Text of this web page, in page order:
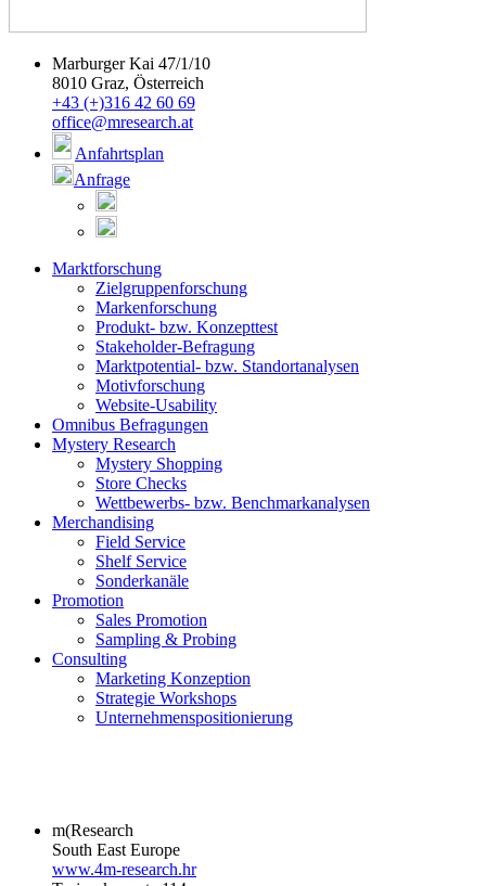
Marburger Kai 47/1/10
8010 Graz, Österreich
+43 (+)316 42 60 69
office@mresearch.at
Anfahrtsplan
Anfrage
Marktforschung
Zielgruppenforschung
Markenforschung
Produkt- bzw. Konzepttest
Stakeholder-Befragung
Marktpotential- bzw. Standortanalysen
Motivforschung
Website-Usability
Omnibus Befragungen
Mystery Research
Mystery Shopping
Store Checks
Wettbewerbs- bzw. Benchmarkanalysen
Merchandising
Field Service
Shelf Service
Sonderkanäle
Promotion
Sales Promotion
Sampling & Probing
Consulting
Marketing Konzeption
Strategie Workshops
Unternehmenspositionierung
m(Research
South East Europe
www.4m-research.hr